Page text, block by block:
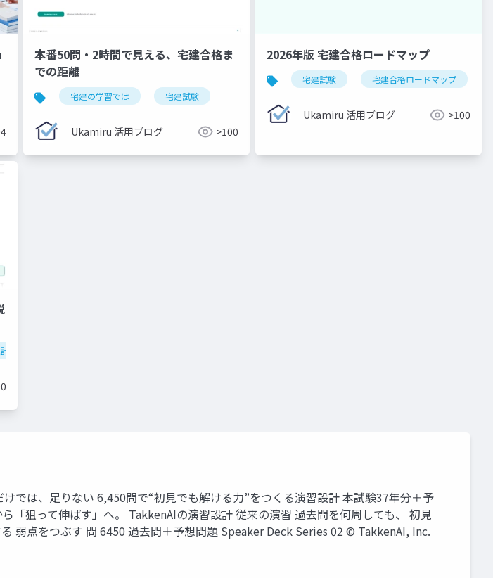
個人識別符号 照合容易性 ukamiru
本番50問・2時間で見える、宅建合格ま
での距離
宅建の学習では 宅建試験
Ukamiru 活用ブログ >100
2026年版 宅建合格ロードマップ
宅建試験 宅建合格ロードマップ
Ukamiru 活用ブログ >100
算
では、足りない 6,450問で“初見でも解ける力”をつくる演習設計 本試験37年分＋予
「狙って伸ばす」へ。 TakkenAIの演習設計 従来の演習 過去問を何周しても、 初見
点をつぶす 問 6450 過去問＋予想問題 Speaker Deck Series 02 © TakkenAI, Inc.